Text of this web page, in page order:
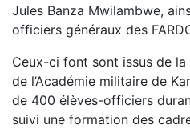
Jules Banza Mwilambwe,
officiers généraux des
Ceux-ci font sont issus de la
de l’Académie militaire de
de 400 élèves-officiers
suivi une formation des